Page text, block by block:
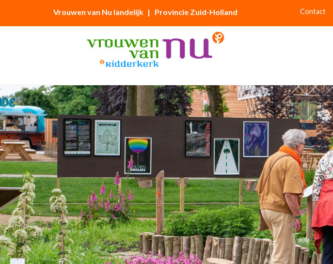
Vrouwen van Nu landelijk | Provincie Zuid-Holland Contact